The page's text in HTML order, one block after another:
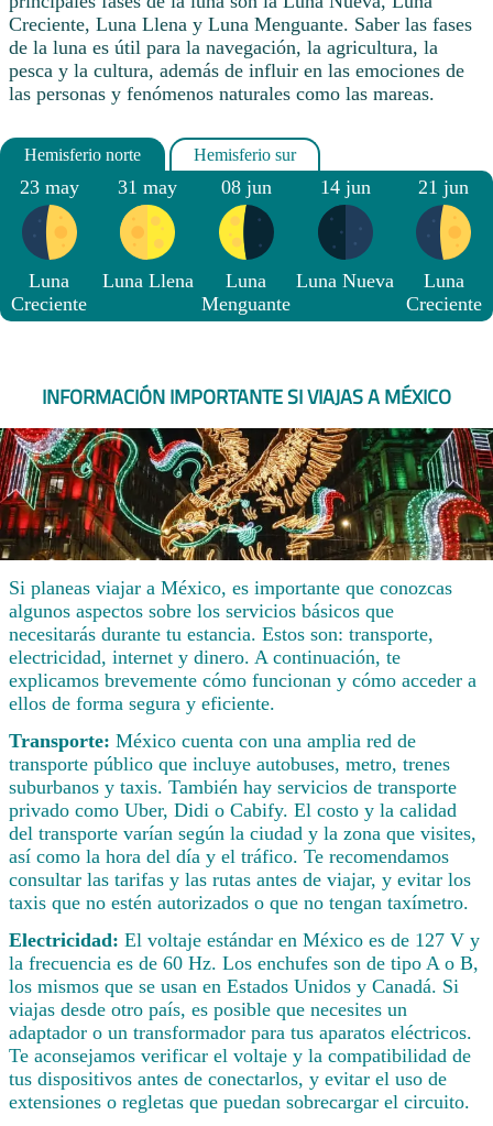
Creciente, Luna Llena y Luna Menguante. Saber las fases
de la luna es útil para la navegación, la agricultura, la
pesca y la cultura, además de influir en las emociones de
las personas y fenómenos naturales como las mareas.
23 may
Luna
Creciente
31 may
Luna Llena
08 jun
Luna
Menguante
14 jun
Luna Nueva
21 jun
Luna
Creciente
INFORMACIÓN IMPORTANTE SI VIAJAS A MÉXICO
Si planeas viajar a México, es importante que conozcas
algunos aspectos sobre los servicios básicos que
necesitarás durante tu estancia. Estos son: transporte,
electricidad, internet y dinero. A continuación, te
explicamos brevemente cómo funcionan y cómo acceder a
ellos de forma segura y eficiente.
Transporte: México cuenta con una amplia red de
transporte público que incluye autobuses, metro, trenes
suburbanos y taxis. También hay servicios de transporte
privado como Uber, Didi o Cabify. El costo y la calidad
del transporte varían según la ciudad y la zona que visites,
así como la hora del día y el tráfico. Te recomendamos
consultar las tarifas y las rutas antes de viajar, y evitar los
taxis que no estén autorizados o que no tengan taxímetro.
Electricidad: El voltaje estándar en México es de 127 V y
la frecuencia es de 60 Hz. Los enchufes son de tipo A o B,
los mismos que se usan en Estados Unidos y Canadá. Si
viajas desde otro país, es posible que necesites un
adaptador o un transformador para tus aparatos eléctricos.
Te aconsejamos verificar el voltaje y la compatibilidad de
tus dispositivos antes de conectarlos, y evitar el uso de
extensiones o regletas que puedan sobrecargar el circuito.